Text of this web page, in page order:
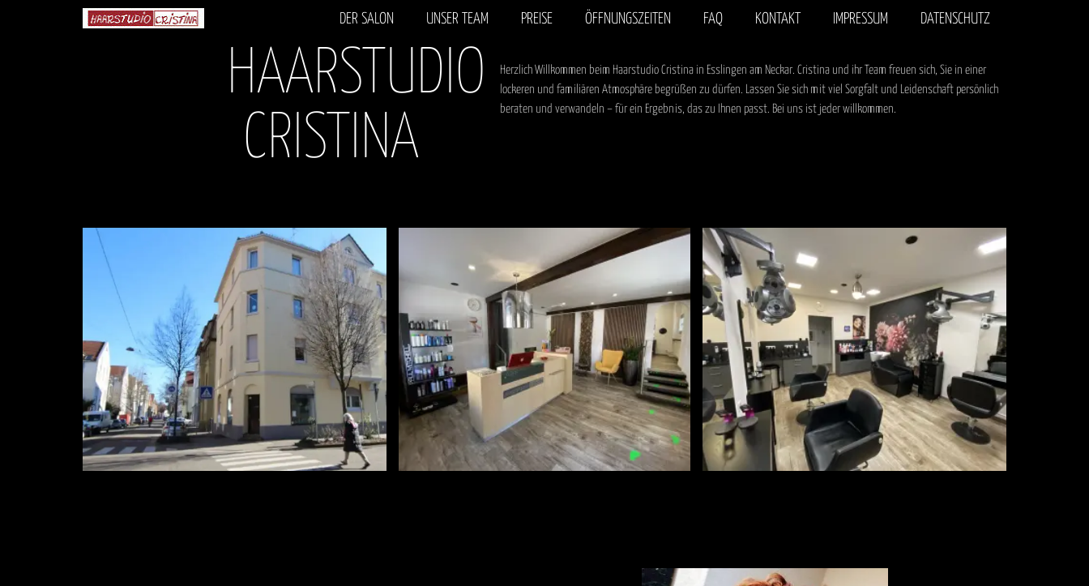
DER SALON UNSER TEAM PREISE ÖFFNUNGSZEITEN FAQ KONTAKT IMPRESSUM DATENSCHUTZ
HAARSTUDIO
CRISTINA
Herzlich Willkommen beim Haarstudio Cristina in Esslingen am Neckar. Cristina und ihr Team freuen sich, Sie in einer
lockeren und familiären Atmosphäre begrüßen zu dürfen. Lassen Sie sich mit viel Sorgfalt und Leidenschaft persönlich
beraten und verwandeln – für ein Ergebnis, das zu Ihnen passt. Bei uns ist jeder willkommen.
DER
SALON